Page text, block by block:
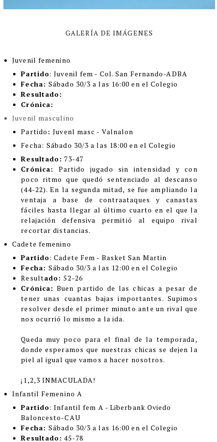
GALERÍA DE IMÁGENES
Juvenil femenino
Partido: Juvenil fem - Col. San Fernando-ADBA
Fecha:Sábado 30/3 a las 16:00 en el Colegio
Resultado:
Crónica:
Juvenil masculino
Partido :Juvenl masc - Valnalon
Fecha: Sábado 30/3 a las 18:00 en el Colegio
Resultado: 73-47
Crónica:
Partido jugado sin intensidad y con
poco ritmo que quedó sentenciado al descanso
(44-22). En la segunda mitad, se fue ampliando la
ventaja a base de contraataques y canastas
fáciles hasta llegar al último cuarto en el que la
relajación defensiva permitió al equipo rival
recortar distancias.
Cadete femenino
Partido: Cadete Fem - Basket San Martin
Fecha:Sábado 30/3 a las 12:00 en el Colegio
Resultado:52-26
Crónica: Buen partido de las chicas a pesar de
tener unas cuantas bajas importantes. Supimos
resolver desde el primer minuto ante un rival que
nos ocurrió lo mismo a la ida.
Queda muy poco para el final de la temporada,
donde esperamos que nuestras chicas se dejen la
piel al igual que vamos a hacer nosotros.
¡1,2,3 INMACULADA!
Infantil Femenino A
Partido: Infantil fem A - Liberbank Oviedo
Baloncesto-CAU
Fecha:Sábado 30/3 a las 16:00 en el Colegio
Resultado: 45-78